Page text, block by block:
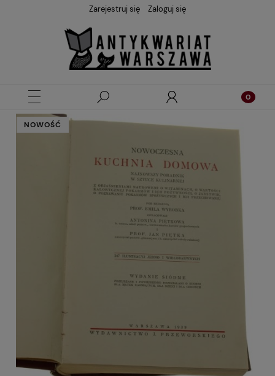
Zarejestruj się Zaloguj się
NOWOŚĆ